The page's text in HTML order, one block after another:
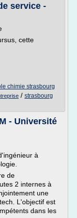
service -
cette
chimie strasbourg
/ strasbourg
- Université
à
de
2 internes à
une
L'objectif est
dans les